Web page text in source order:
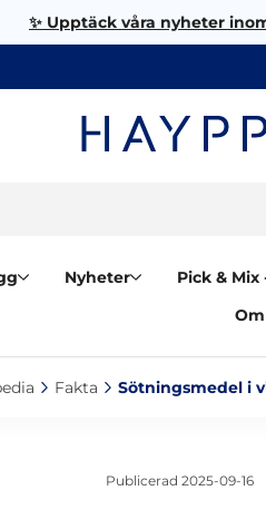
✨ Upptäck våra nyheter
Nyheter Pick & Mix
Fakta‎ Sötningsmedel i
Publicerad 2025-09-16